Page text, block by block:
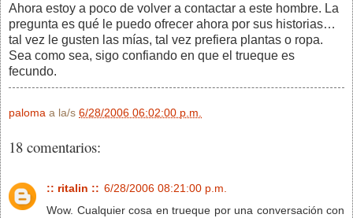
Ahora estoy a poco de volver a contactar a este hombre. La
pregunta es qué le puedo ofrecer ahora por sus historias…
tal vez le gusten las mías, tal vez prefiera plantas o ropa.
Sea como sea, sigo confiando en que el trueque es
fecundo.
paloma a la/s 6/28/2006 06:02:00 p.m.
18 comentarios:
:: ritalin :: 6/28/2006 08:21:00 p.m.
Wow. Cualquier cosa en trueque por una conversación con